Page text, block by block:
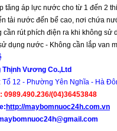
tăng áp lực nước cho từ 1 đến 2
tải nước đến bể cao, nơi chứa
cần rút phích điện ra khi không
dụng nước - Không cần lắp van
Vương Co.,Ltd
Tổ 12 - Phường Yên Nghĩa - Hà
0989.490.236/(04)36453848
http://maybomnuoc24h.com.vn